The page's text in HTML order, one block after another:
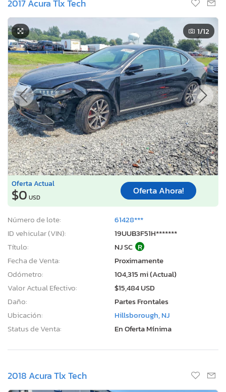
2017 Acura Tlx Tech
1/12
Oferta Actual
$0 USD
Oferta Ahora!
Número de lote:
61428***
ID vehicular (VIN):
19UUB3F51H*******
Título:
NJ SC R
Fecha de Venta:
Proximamente
Odómetro:
104,315 mi (Actual)
Valor Actual Efectivo:
$15,484 USD
Daño:
Partes Frontales
Ubicación:
Hillsborough, NJ
Status de Venta:
En Oferta Mínima
2018 Acura Tlx Tech